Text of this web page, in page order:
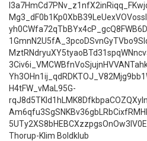
H4tFW_vMaL95G-
Thorup-Klim Boldklub